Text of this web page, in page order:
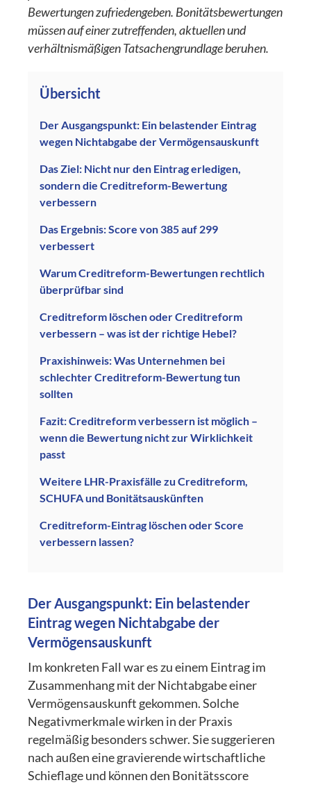
Bewertungen zufriedengeben. Bonitätsbewertungen
müssen auf einer zutreffenden, aktuellen und
verhältnismäßigen Tatsachengrundlage beruhen.
Übersicht
Der Ausgangspunkt: Ein belastender Eintrag
wegen Nichtabgabe der Vermögensauskunft
Das Ziel: Nicht nur den Eintrag erledigen,
sondern die Creditreform-Bewertung
verbessern
Das Ergebnis: Score von 385 auf 299
verbessert
Warum Creditreform-Bewertungen rechtlich
überprüfbar sind
Creditreform löschen oder Creditreform
verbessern – was ist der richtige Hebel?
Praxishinweis: Was Unternehmen bei
schlechter Creditreform-Bewertung tun
sollten
Fazit: Creditreform verbessern ist möglich –
wenn die Bewertung nicht zur Wirklichkeit
passt
Weitere LHR-Praxisfälle zu Creditreform,
SCHUFA und Bonitätsauskünften
Creditreform-Eintrag löschen oder Score
verbessern lassen?
Der Ausgangspunkt: Ein belastender
Eintrag wegen Nichtabgabe der
Vermögensauskunft
Im konkreten Fall war es zu einem Eintrag im
Zusammenhang mit der Nichtabgabe einer
Vermögensauskunft gekommen. Solche
Negativmerkmale wirken in der Praxis
regelmäßig besonders schwer. Sie suggerieren
nach außen eine gravierende wirtschaftliche
Schieflage und können den Bonitätsscore